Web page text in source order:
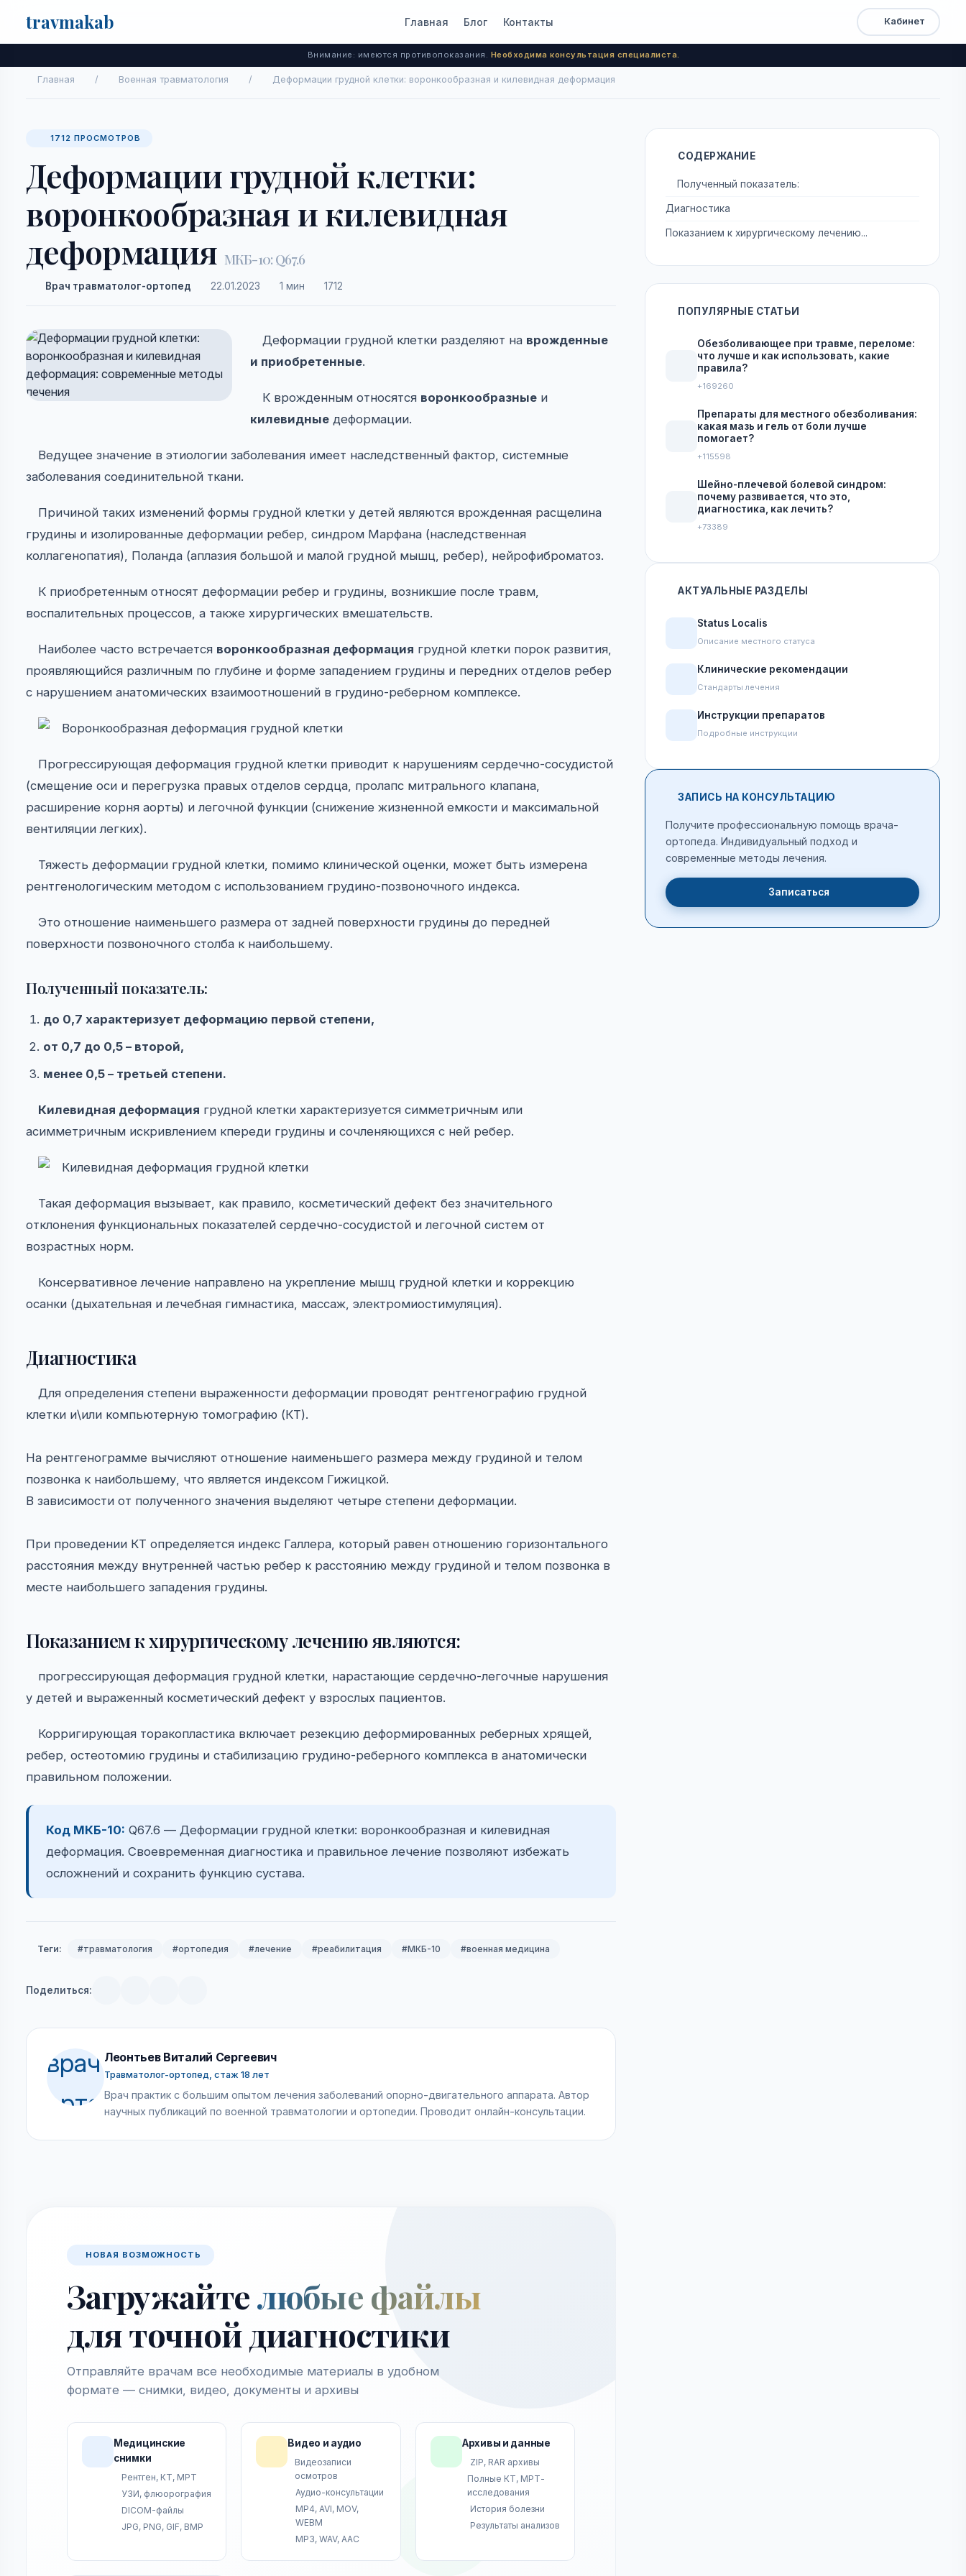
travmakab Главная Блог Контакты
Открыть
меню
Быстрый
доступ
Кабинет
Внимание: имеются противопоказания. Необходима консультация специалиста.
Главная / Военная травматология / Деформации грудной клетки: воронкообразная и килевидная деформация
1712 ПРОСМОТРОВ
Деформации грудной клетки:
воронкообразная и килевидная
деформация МКБ-10: Q67.6
Врач травматолог-ортопед 22.01.2023 1 мин 1712
Деформации грудной клетки разделяют на врожденные
и приобретенные.
К врожденным относятся воронкообразные и
килевидные деформации.
Ведущее значение в этиологии заболевания имеет наследственный фактор, системные
заболевания соединительной ткани.
Причиной таких изменений формы грудной клетки у детей являются врожденная расщелина
грудины и изолированные деформации ребер, синдром Марфана (наследственная
коллагенопатия), Поланда (аплазия большой и малой грудной мышц, ребер), нейрофиброматоз.
К приобретенным относят деформации ребер и грудины, возникшие после травм,
воспалительных процессов, а также хирургических вмешательств.
Наиболее часто встречается воронкообразная деформация грудной клетки порок развития,
проявляющийся различным по глубине и форме западением грудины и передних отделов ребер
с нарушением анатомических взаимоотношений в грудино-реберном комплексе.
Прогрессирующая деформация грудной клетки приводит к нарушениям сердечно-сосудистой
(смещение оси и перегрузка правых отделов сердца, пролапс митрального клапана,
расширение корня аорты) и легочной функции (снижение жизненной емкости и максимальной
вентиляции легких).
Тяжесть деформации грудной клетки, помимо клинической оценки, может быть измерена
рентгенологическим методом с использованием грудино-позвоночного индекса.
Это отношение наименьшего размера от задней поверхности грудины до передней
поверхности позвоночного столба к наибольшему.
Полученный показатель:
до 0,7 характеризует деформацию первой степени,
от 0,7 до 0,5 – второй,
менее 0,5 – третьей степени.
Килевидная деформация грудной клетки характеризуется симметричным или
асимметричным искривлением кпереди грудины и сочленяющихся с ней ребер.
Такая деформация вызывает, как правило, косметический дефект без значительного
отклонения функциональных показателей сердечно-сосудистой и легочной систем от
возрастных норм.
Консервативное лечение направлено на укрепление мышц грудной клетки и коррекцию
осанки (дыхательная и лечебная гимнастика, массаж, электромиостимуляция).
Диагностика
Для определения степени выраженности деформации проводят рентгенографию грудной
клетки и\или компьютерную томографию (КТ).
На рентгенограмме вычисляют отношение наименьшего размера между грудиной и телом
позвонка к наибольшему, что является индексом Гижицкой.
В зависимости от полученного значения выделяют четыре степени деформации.
При проведении КТ определяется индекс Галлера, который равен отношению горизонтального
расстояния между внутренней частью ребер к расстоянию между грудиной и телом позвонка в
месте наибольшего западения грудины.
Показанием к хирургическому лечению являются:
прогрессирующая деформация грудной клетки, нарастающие сердечно-легочные нарушения
у детей и выраженный косметический дефект у взрослых пациентов.
Корригирующая торакопластика включает резекцию деформированных реберных хрящей,
ребер, остеотомию грудины и стабилизацию грудино-реберного комплекса в анатомически
правильном положении.
Код МКБ-10: Q67.6 — Деформации грудной клетки: воронкообразная и килевидная
деформация. Своевременная диагностика и правильное лечение позволяют избежать
осложнений и сохранить функцию сустава.
Теги: #травматология #ортопедия #лечение #реабилитация #МКБ-10 #военная медицина
Поделиться:
Леонтьев Виталий Сергеевич
Травматолог-ортопед, стаж 18 лет
Врач практик с большим опытом лечения заболеваний опорно-двигательного аппарата. Автор
научных публикаций по военной травматологии и ортопедии. Проводит онлайн-консультации.
НОВАЯ ВОЗМОЖНОСТЬ
Загружайтелюбые файлы
для точной диагностики
Отправляйте врачам все необходимые материалы в удобном
формате — снимки, видео, документы и архивы
Медицинские
снимки
Рентген, КТ, МРТ
УЗИ, флюорография
DICOM-файлы
JPG, PNG, GIF, BMP
Видео и аудио
Видеозаписи
осмотров
Аудио-консультации
MP4, AVI, MOV,
WEBM
MP3, WAV, AAC
Архивы и данные
ZIP, RAR архивы
Полные КТ, МРТ-
исследования
История болезни
Результаты анализов
СОДЕРЖАНИЕ
Полученный показатель:
Диагностика
Показанием к хирургическому лечению...
ПОПУЛЯРНЫЕ СТАТЬИ
Обезболивающее при травме, переломе:
что лучше и как использовать, какие
правила?
+169260
Препараты для местного обезболивания:
какая мазь и гель от боли лучше
помогает?
+115598
Шейно-плечевой болевой синдром:
почему развивается, что это,
диагностика, как лечить?
+73389
АКТУАЛЬНЫЕ РАЗДЕЛЫ
Status Localis
Описание местного статуса
Клинические рекомендации
Стандарты лечения
Инструкции препаратов
Подробные инструкции
ЗАПИСЬ НА КОНСУЛЬТАЦИЮ
Получите профессиональную помощь врача-
ортопеда. Индивидуальный подход и
современные методы лечения.
Записаться